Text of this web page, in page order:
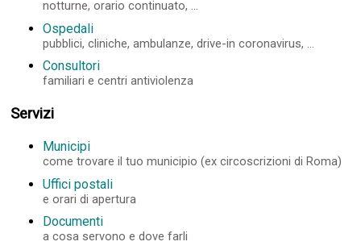
notturne, orario continuato, ...
Ospedali
pubblici, cliniche, ambulanze, drive-in coronavirus, ...
Consultori
familiari e centri antiviolenza
Servizi
Municipi
come trovare il tuo municipio (ex circoscrizioni di Roma)
Uffici postali
e orari di apertura
Documenti
a cosa servono e dove farli